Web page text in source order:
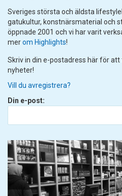
Sveriges största och äldsta
gatukultur, konstnärsmaterial och
öppnade 2001 och vi har varit
merom Highlights!
Skriv in din e-postadress här för
nyheter!
Vill du avregistrera?
Din e-post: